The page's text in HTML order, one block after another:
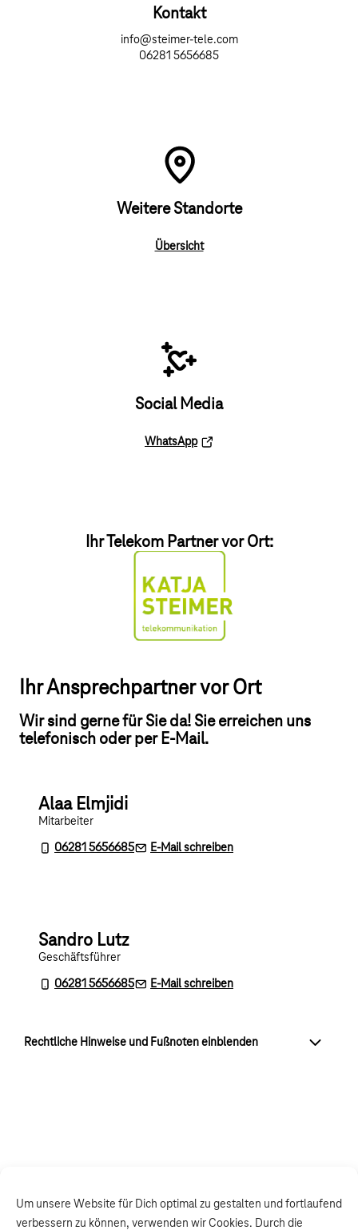
Um unsere Website für Dich optimal zu gestalten und fortlaufend
verbessern zu können, verwenden wir Cookies. Durch die
Kontakt
info@steimer-tele.com
06281 5656685
Weitere Standorte
Übersicht
Social Media
WhatsApp
Ihr Telekom Partner vor Ort:
Ihr Ansprechpartner vor Ort
Wir sind gerne für Sie da! Sie erreichen uns
telefonisch oder per E-Mail.
Alaa Elmjidi
Mitarbeiter
06281 5656685 E-Mail schreiben
Sandro Lutz
Geschäftsführer
06281 5656685 E-Mail schreiben
Rechtliche Hinweise und Fußnoten einblenden